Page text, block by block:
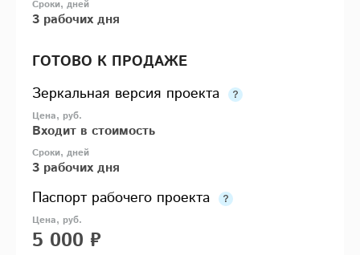
3 рабочих дня
ГОТОВО К ПРОДАЖЕ
Зеркальная версия проекта
Входит в стоимость
3 рабочих дня
Паспорт рабочего проекта
5 000 ₽